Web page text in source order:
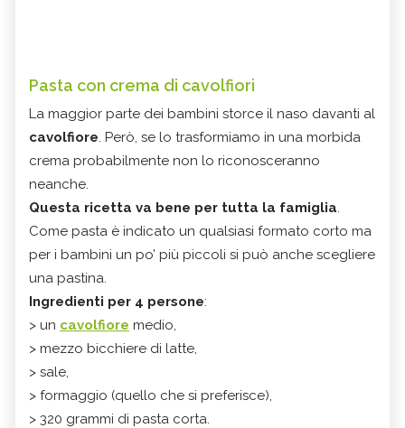
Pasta con crema di cavolfiori
La maggior parte dei bambini storce il naso davanti al
cavolfiore. Però, se lo trasformiamo in una morbida
crema probabilmente non lo riconosceranno
neanche.
Questa ricetta va bene per tutta la famiglia.
Come pasta è indicato un qualsiasi formato corto ma
per i bambini un po’ più piccoli si può anche scegliere
una pastina.
Ingredienti per 4 persone:
> un cavolfiore medio,
> mezzo bicchiere di latte,
> sale,
> formaggio (quello che si preferisce),
> 320 grammi di pasta corta.